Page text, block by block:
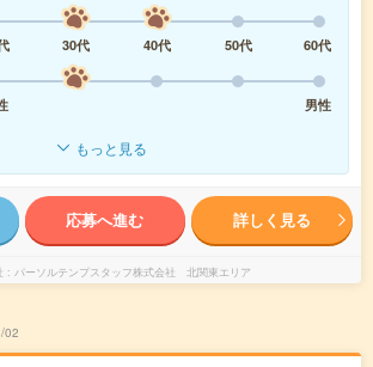
30代 40代 50代
60代
男性
もっと見る
応募へ進む 詳しく見る
パーソルテンプスタッフ株式会社 北関東エリア
02